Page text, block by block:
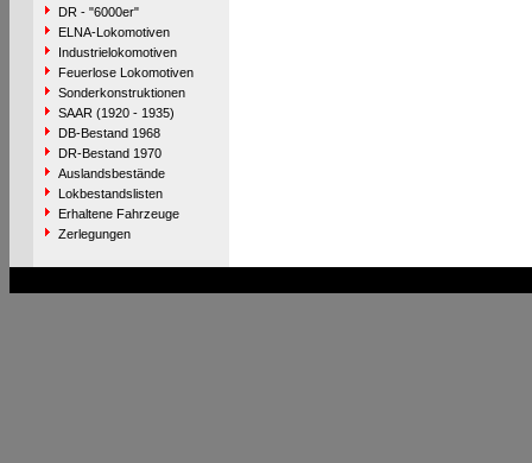
DR - "6000er"
ELNA-Lokomotiven
Industrielokomotiven
Feuerlose Lokomotiven
Sonderkonstruktionen
SAAR (1920 - 1935)
DB-Bestand 1968
DR-Bestand 1970
Auslandsbestände
Lokbestandslisten
Erhaltene Fahrzeuge
Zerlegungen